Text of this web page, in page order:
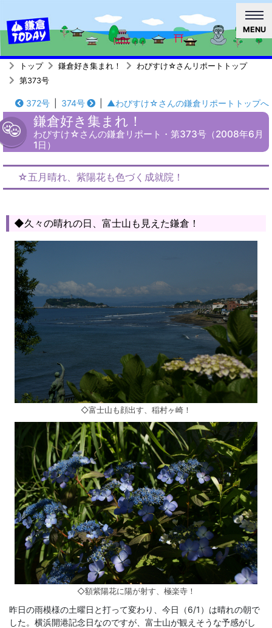
MENU
トップ 鎌倉好き集まれ！
わびすけ☆さんリポートトップ
第373号
372号 374号 ▲わびすけ☆さんの鎌倉リポートトップへ
鎌倉好き集まれ！
わびすけ☆さんの鎌倉リポート・第373号（2008年6月
1日）
☆五月晴れ、紫陽花も色づく成就院！
◆久々の晴れの日、富士山も見えた鎌倉！
◇富士山も顔出す、稲村ヶ崎！
◇額紫陽花に陽が射す、極楽寺！
昨日の雨模様の土曜日と打って変わり、今日（6/1）は晴れの朝で
した。横浜開港記念日なのですが、富士山が観えそうな予感がし